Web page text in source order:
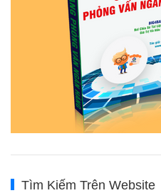
Tìm Kiếm Trên Website